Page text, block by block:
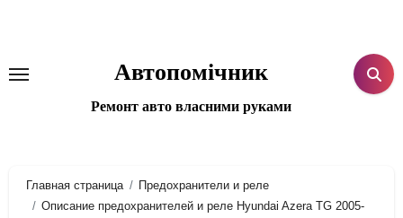
Автопомічник
Ремонт авто власними руками
Главная страница
Предохранители и реле
Описание предохранителей и реле Hyundai Azera TG 2005-